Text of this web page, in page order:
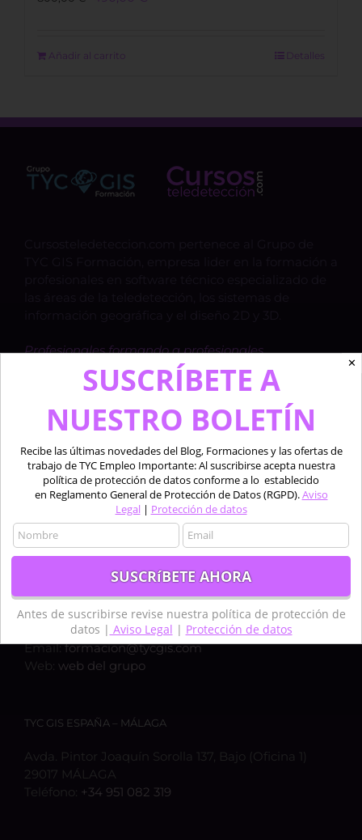
800,00 €.
Añadir al carrito Detalles
Profesionales formando a profesionales.
TYC GIS ESPAÑA – MADRID
Calle Bravo Murillo 50, 1ºC,
28003, MADRID
Teléfono:+34 910 325 482
+34 635 619 882
Email:formacion@tycgis.com
Web: web del grupo
TYC GIS ESPAÑA – MÁLAGA
Avda. Pintor Joaquín Sorolla 137, Bajo (Oficina 1)
29017 MÁLAGA
Teléfono: +34 951 082 319
✕
SUSCRÍBETE A
NUESTRO BOLETÍN
Recibe las últimas novedades del Blog, Formaciones y las ofertas de
trabajo de TYC Empleo Importante: Al suscribirse acepta nuestra
política de protección de datos conforme a lo establecido
en Reglamento General de Protección de Datos (RGPD).Aviso
Legal| Protección de datos
Antes de suscribirse revise nuestra política de protección de
datos | Aviso Legal | Protección de datos